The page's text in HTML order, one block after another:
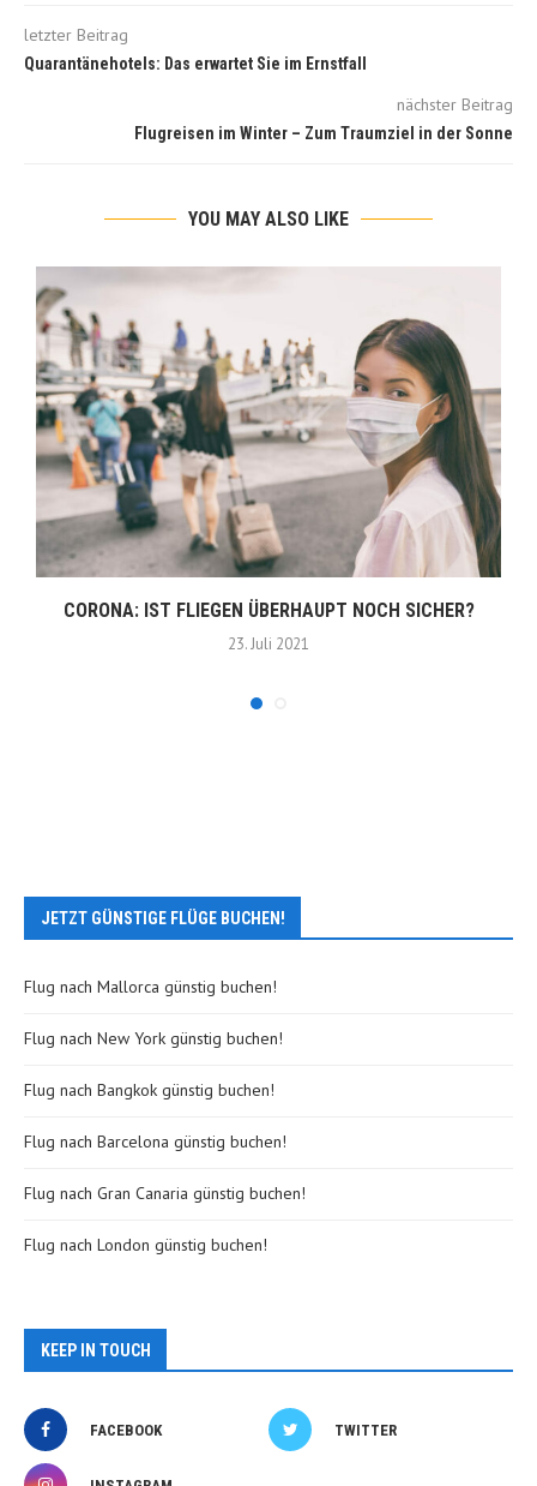
letzter Beitrag
Quarantänehotels: Das erwartet Sie im Ernstfall
nächster Beitrag
Flugreisen im Winter – Zum Traumziel in der Sonne
YOU MAY ALSO LIKE
CORONA: IST FLIEGEN ÜBERHAUPT NOCH SICHER?
23. Juli 2021
JETZT GÜNSTIGE FLÜGE BUCHEN!
Flug nach Mallorca günstig buchen!
Flug nach New York günstig buchen!
Flug nach Bangkok günstig buchen!
Flug nach Barcelona günstig buchen!
Flug nach Gran Canaria günstig buchen!
Flug nach London günstig buchen!
KEEP IN TOUCH
FACEBOOK TWITTER